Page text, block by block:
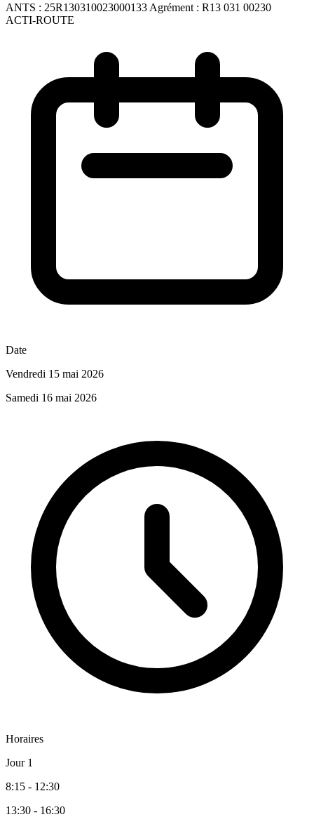
ANTS : 25R130310023000133 Agrément : R13 031 00230
ACTI-ROUTE
Date
Vendredi 15 mai 2026
Samedi 16 mai 2026
Horaires
Jour 1
8:15 - 12:30
13:30 - 16:30